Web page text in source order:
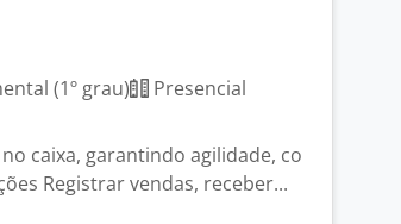
(1º grau)
Presencial
caixa, garantindo agilidade, co
Registrar vendas, receber...